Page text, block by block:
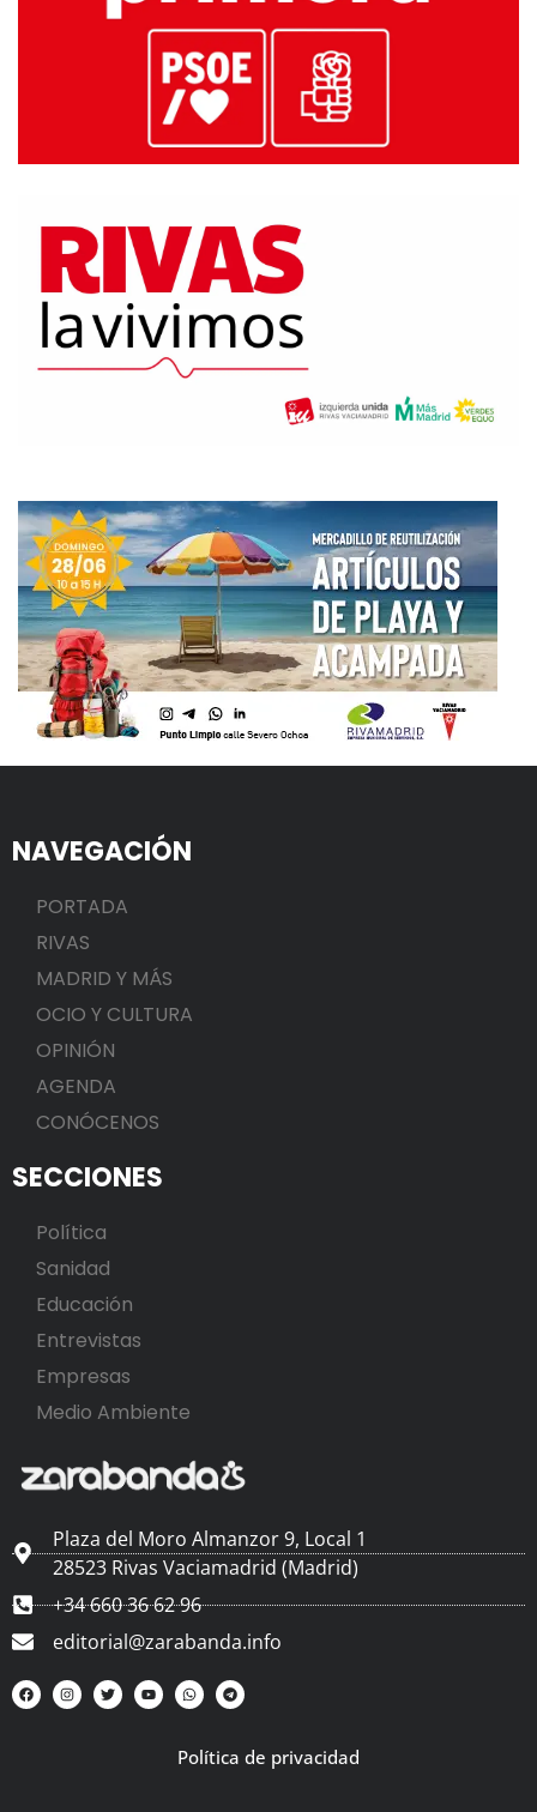
NAVEGACIÓN
PORTADA
RIVAS
MADRID Y MÁS
OCIO Y CULTURA
OPINIÓN
AGENDA
CONÓCENOS
SECCIONES
Política
Sanidad
Educación
Entrevistas
Empresas
Medio Ambiente
Plaza del Moro Almanzor 9, Local 1
28523 Rivas Vaciamadrid (Madrid)
+34 660 36 62 96
editorial@zarabanda.info
Política de privacidad